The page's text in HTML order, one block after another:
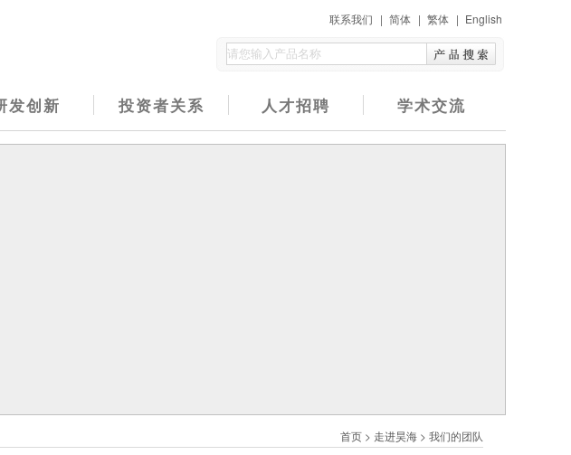
联系我们 | 简体 | 繁体 | English
发创新 投资者关系 人才招聘 学术交流
首页 > 走进昊海 > 我们的团队